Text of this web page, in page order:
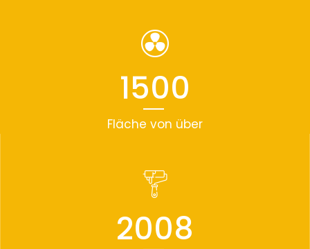
1500
Fläche von über
2008